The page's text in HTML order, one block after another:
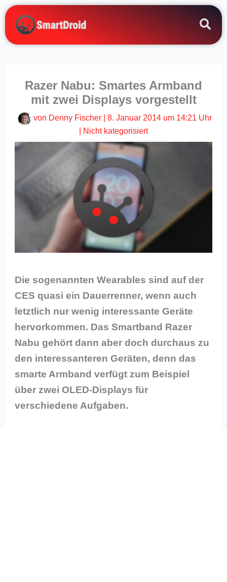
Zum
Inhalt
springen
Razer Nabu: Smartes Armband
mit zwei Displays vorgestellt
von Denny Fischer
8. Januar 2014 um 14:21 Uhr
Nicht kategorisiert
Die sogenannten Wearables sind auf der
CES quasi ein Dauerrenner, wenn auch
letztlich nur wenig interessante Geräte
hervorkommen. Das Smartband Razer
Nabu gehört dann aber doch durchaus zu
den interessanteren Geräten, denn das
smarte Armband verfügt zum Beispiel
über zwei OLED-Displays für
verschiedene Aufgaben.